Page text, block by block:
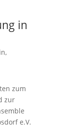
in
,
zum
zur
e.V.